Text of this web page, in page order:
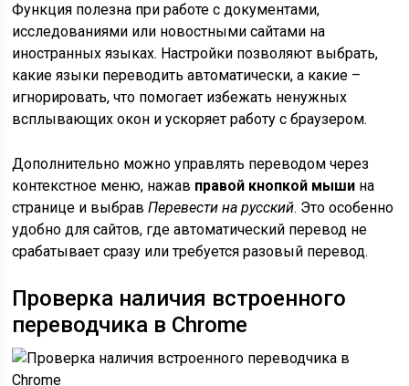
Функция полезна при работе с документами,
исследованиями или новостными сайтами на
иностранных языках. Настройки позволяют выбрать,
какие языки переводить автоматически, а какие –
игнорировать, что помогает избежать ненужных
всплывающих окон и ускоряет работу с браузером.
Дополнительно можно управлять переводом через
контекстное меню, нажав правой кнопкой мыши на
странице и выбравПеревести на русский. Это особенно
удобно для сайтов, где автоматический перевод не
срабатывает сразу или требуется разовый перевод.
Проверка наличия встроенного
переводчика в Chrome